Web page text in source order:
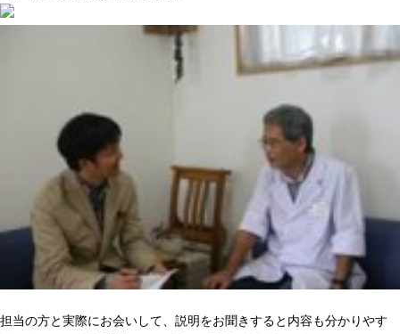
担当の方と実際にお会いして、説明をお聞きすると内容も分かりやす